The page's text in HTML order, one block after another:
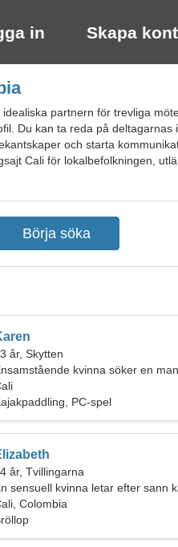
in Skapa
partnern för trevliga
Du kan ta reda på deltagarnas
och starta
Cali för lokalbefolkningen,
år, Skytten
kvinna söker en
PC-spel
år, Tvillingarna
sensuell kvinna letar efter sann
Colombia